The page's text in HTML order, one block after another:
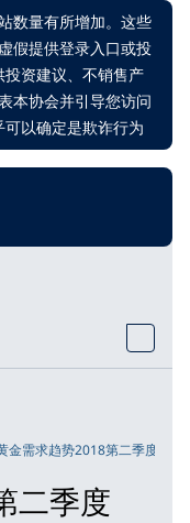
数量有所增加。这些
假提供登录入口或投
资建议、不销售产
本协会并引导您访问
以确定是欺诈行为
金需求趋势2018第二季度
二季度